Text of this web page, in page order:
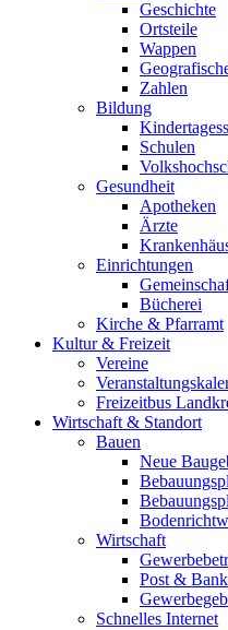
Geschichte
Ortsteile
Wappen
Zahlen
Bildung
Schulen
Gesundheit
Apotheken
Ärzte
Einrichtungen
Bücherei
Kirche & Pfarramt
Kultur & Freizeit
Vereine
Freizeitbus
Wirtschaft & Standort
Bauen
Neue
Wirtschaft
Post &
Schnelles Internet